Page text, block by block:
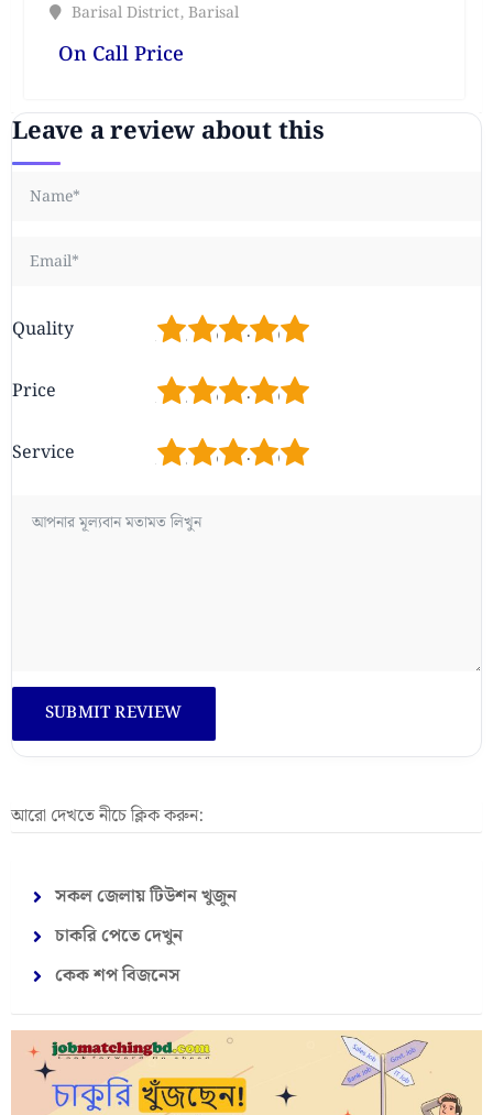
Barisal District, Barisal
On Call Price
Leave a review about this
Quality 5
4
3
2
Price 5
4
3
2
Service 5
4
3
2
আরো দেখতে নীচে ক্লিক করুন:
সকল জেলায় টিউশন খুজুন
চাকরি পেতে দেখুন
কেক শপ বিজনেস